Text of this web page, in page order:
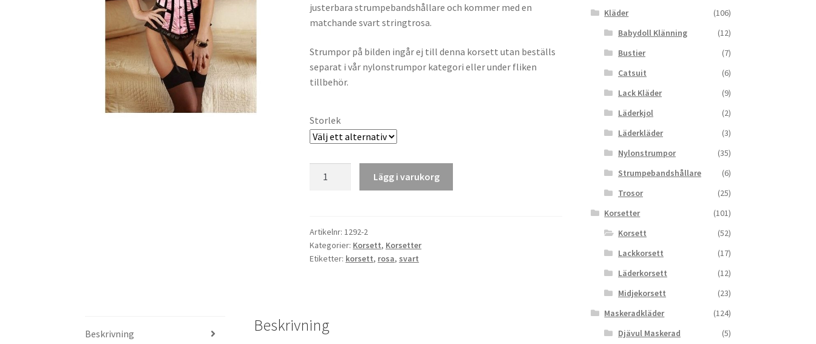
justerbara strumpebandshållare och kommer med en
matchande svart stringtrosa.
Strumpor på bilden ingår ej till denna korsett utan beställs
separat i vår nylonstrumpor kategori eller under fliken
tillbehör.
Storlek
Lägg i varukorg
Artikelnr:1292-2
Kategorier: Korsett, Korsetter
Etiketter: korsett, rosa, svart
Beskrivning Beskrivning
Kläder
(106)
Babydoll Klänning
(12)
Bustier
(7)
Catsuit
(6)
Lack Kläder
(9)
Läderkjol
(2)
Läderkläder
(3)
Nylonstrumpor
(35)
Strumpebandshållare
(6)
Trosor
(25)
Korsetter
(101)
Korsett
(52)
Lackkorsett
(17)
Läderkorsett
(12)
Midjekorsett
(23)
Maskeradkläder
(124)
Djävul Maskerad
(5)